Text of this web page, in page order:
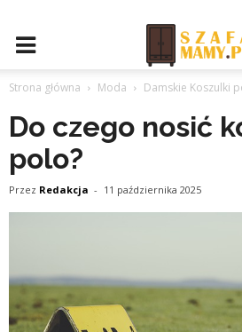
Strona główna Moda Damskie Koszulki
Do czego nosić
polo?
Przez Redakcja - 11 października 2025